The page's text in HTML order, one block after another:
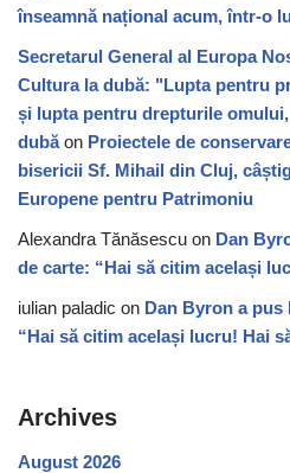
înseamnă național acum, într-o
Secretarul General al Europa
Cultura la dubă: "Lupta pentru
și lupta pentru drepturile
dubăon Proiectele de
bisericii Sf. Mihail din Cluj,
Europene pentru Patrimoniu
Alexandra Tănăsescu on Dan
de carte: “Hai să citim același
iulian paladic on Dan Byron a pus
“Hai să citim același lucru! Hai
Archives
August 2026